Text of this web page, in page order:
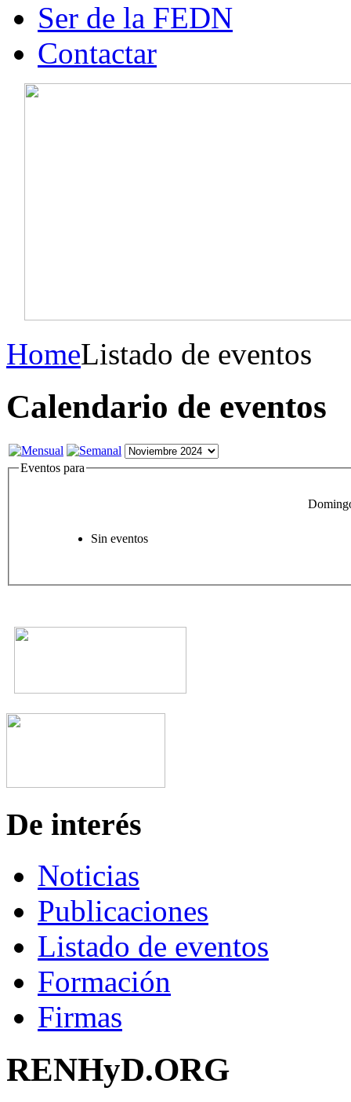
Ser de la FEDN
Contactar
HomeListado de eventos
Calendario de eventos
Eventos para
Sin eventos
De interés
Noticias
Publicaciones
Listado de eventos
Formación
Firmas
RENHyD.ORG